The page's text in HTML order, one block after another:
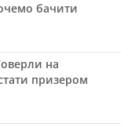
бачити
на
призером